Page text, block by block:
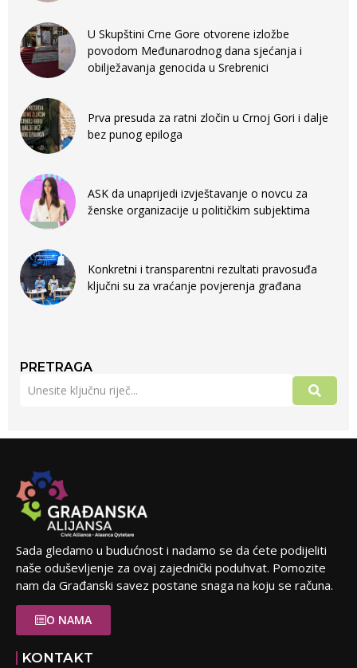
U Skupštini Crne Gore otvorene izložbe
povodom Međunarodnog dana sjećanja i
obilježavanja genocida u Srebrenici
Prva presuda za ratni zločin u Crnoj Gori i dalje
bez punog epiloga
ASK da unaprijedi izvještavanje o novcu za
ženske organizacije u političkim subjektima
Konkretni i transparentni rezultati pravosuđa
ključni su za vraćanje povjerenja građana
PRETRAGA
Sada gledamo u budućnost i nadamo se da ćete podijeliti
naše oduševljenje za ovaj zajednički poduhvat. Pomozite
nam da Građanski savez postane snaga na koju se računa.
O NAMA
KONTAKT